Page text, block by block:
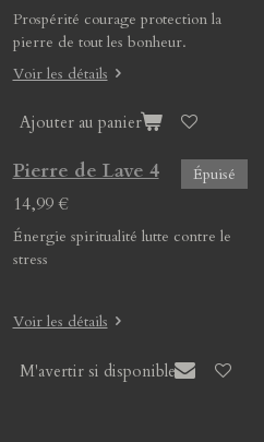
Prospérité courage protection la
pierre de tout les bonheur.
Voir les détails
Ajouter au panier
Épuisé
Pierre de Lave 4
14,99 €
Énergie spiritualité lutte contre le
stress
Voir les détails
M'avertir si disponible